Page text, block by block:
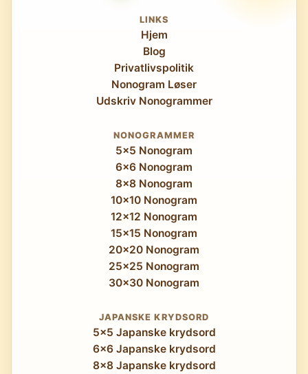
LINKS
Hjem
Blog
Privatlivspolitik
Nonogram Løser
Udskriv Nonogrammer
NONOGRAMMER
5x5 Nonogram
6x6 Nonogram
8x8 Nonogram
10x10 Nonogram
12x12 Nonogram
15x15 Nonogram
20x20 Nonogram
25x25 Nonogram
30x30 Nonogram
JAPANSKE KRYDSORD
5x5 Japanske krydsord
6x6 Japanske krydsord
8x8 Japanske krydsord